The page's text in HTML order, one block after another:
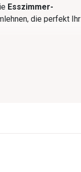
Esszimmer-
die perfekt Ihr